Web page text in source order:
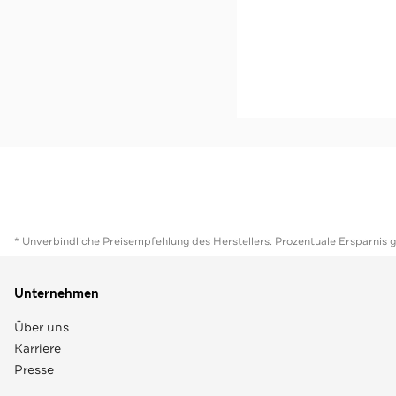
* Unverbindliche Preisempfehlung des Herstellers. Prozentuale Ersparnis
Unternehmen
Über uns
Karriere
Presse